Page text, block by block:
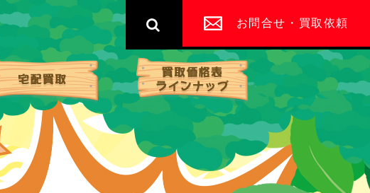
お問合せ・買取依頼
宅配買取 買取価格表・ライン